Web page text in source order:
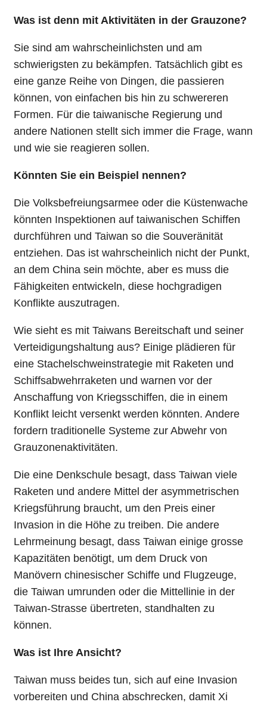
Was ist denn mit Aktivitäten in der Grauzone?
Sie sind am wahrscheinlichsten und am
schwierigsten zu bekämpfen. Tatsächlich gibt es
eine ganze Reihe von Dingen, die passieren
können, von einfachen bis hin zu schwereren
Formen. Für die taiwanische Regierung und
andere Nationen stellt sich immer die Frage, wann
und wie sie reagieren sollen.
Könnten Sie ein Beispiel nennen?
Die Volksbefreiungsarmee oder die Küstenwache
könnten Inspektionen auf taiwanischen Schiffen
durchführen und Taiwan so die Souveränität
entziehen. Das ist wahrscheinlich nicht der Punkt,
an dem China sein möchte, aber es muss die
Fähigkeiten entwickeln, diese hochgradigen
Konflikte auszutragen.
Wie sieht es mit Taiwans Bereitschaft und seiner
Verteidigungshaltung aus? Einige plädieren für
eine Stachelschweinstrategie mit Raketen und
Schiffsabwehrraketen und warnen vor der
Anschaffung von Kriegsschiffen, die in einem
Konflikt leicht versenkt werden könnten. Andere
fordern traditionelle Systeme zur Abwehr von
Grauzonenaktivitäten.
Die eine Denkschule besagt, dass Taiwan viele
Raketen und andere Mittel der asymmetrischen
Kriegsführung braucht, um den Preis einer
Invasion in die Höhe zu treiben. Die andere
Lehrmeinung besagt, dass Taiwan einige grosse
Kapazitäten benötigt, um dem Druck von
Manövern chinesischer Schiffe und Flugzeuge,
die Taiwan umrunden oder die Mittellinie in der
Taiwan-Strasse übertreten, standhalten zu
können.
Was ist Ihre Ansicht?
Taiwan muss beides tun, sich auf eine Invasion
vorbereiten und China abschrecken, damit Xi